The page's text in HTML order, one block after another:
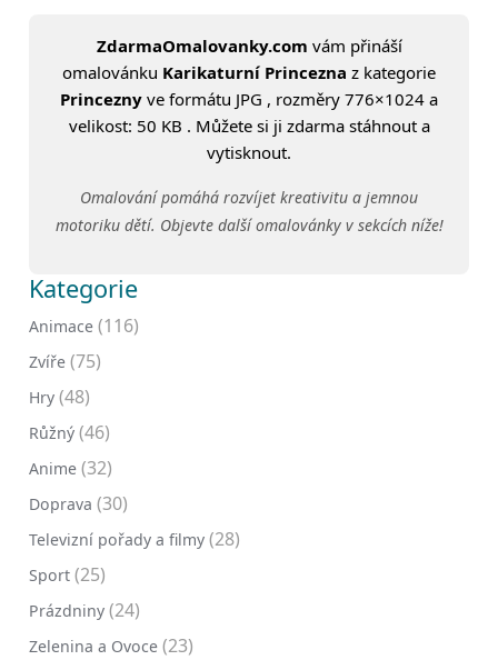
ZdarmaOmalovanky.com vám přináší
omalovánku Karikaturní Princezna z kategorie
Princezny ve formátu JPG , rozměry 776×1024 a
velikost: 50 KB . Můžete si ji zdarma stáhnout a
vytisknout.
Omalování pomáhá rozvíjet kreativitu a jemnou
motoriku dětí. Objevte další omalovánky v sekcích níže!
Kategorie
Animace (116)
Zvíře (75)
Hry (48)
Růžný (46)
Anime (32)
Doprava (30)
Televizní pořady a filmy (28)
Sport (25)
Prázdniny (24)
Zelenina a Ovoce (23)